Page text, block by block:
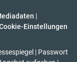
|
Einstellungen
| Passwort